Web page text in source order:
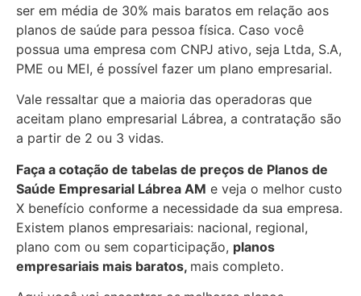
ser em média de 30% mais baratos em relação aos
planos de saúde para pessoa física. Caso você
possua uma empresa com CNPJ ativo, seja Ltda, S.A,
PME ou MEI, é possível fazer um plano empresarial.
Vale ressaltar que a maioria das operadoras que
aceitam plano empresarial Lábrea, a contratação são
a partir de 2 ou 3 vidas.
Faça a cotação de tabelas de preços de Planos de
Saúde Empresarial Lábrea AM e veja o melhor custo
X benefício conforme a necessidade da sua empresa.
Existem planos empresariais: nacional, regional,
plano com ou sem coparticipação, planos
empresariais mais baratos, mais completo.